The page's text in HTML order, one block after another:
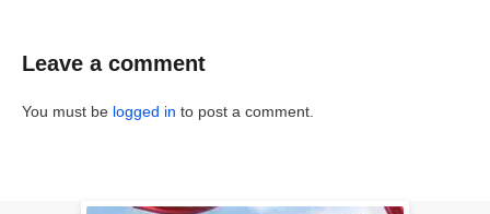
Leave a comment
You must be logged in to post a comment.